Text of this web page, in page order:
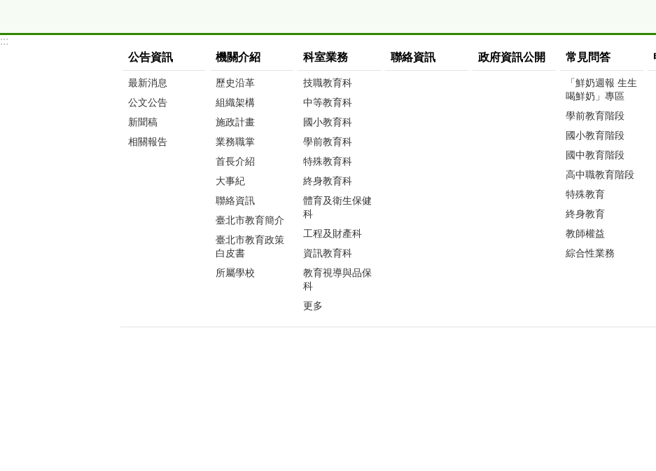
:::
公告資訊
最新消息
公文公告
新聞稿
相關報告
機關介紹
歷史沿革
組織架構
施政計畫
業務職掌
首長介紹
大事紀
聯絡資訊
臺北市教育簡介
臺北市教育政策
白皮書
所屬學校
科室業務
技職教育科
中等教育科
國小教育科
學前教育科
特殊教育科
終身教育科
體育及衛生保健
科
工程及財產科
資訊教育科
教育視導與品保
科
更多
聯絡資訊 政府資訊公開 常見問答
「鮮奶週報 生生
喝鮮奶」專區
學前教育階段
國小教育階段
國中教育階段
高中職教育階段
特殊教育
終身教育
教師權益
綜合性業務